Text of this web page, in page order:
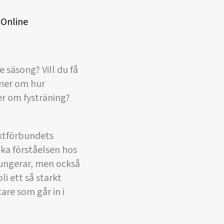
Vill du få
om hur
om fysträning?
förståelsen hos
men också
ett så starkt
som går in i